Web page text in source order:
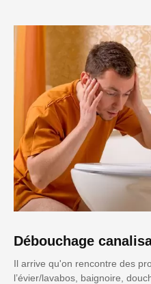
Débouchage
Il arrive qu'on rencontre des
l’évier/lavabos, baignoire,